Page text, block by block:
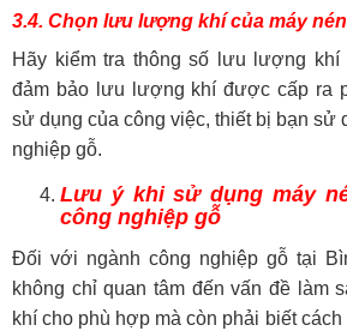
3.4. Chọn lưu lượng khí của máy
Hãy kiểm tra thông số lưu lượng
đảm bảo lưu lượng khí được cấp ra
sử dụng của công việc, thiết bị bạn sử
nghiệp gỗ.
Lưu ý khi sử dụng máy
công nghiệp gỗ
Đối với ngành công nghiệp gỗ tại
không chỉ quan tâm đến vấn đề làm
khí cho phù hợp mà còn phải biết